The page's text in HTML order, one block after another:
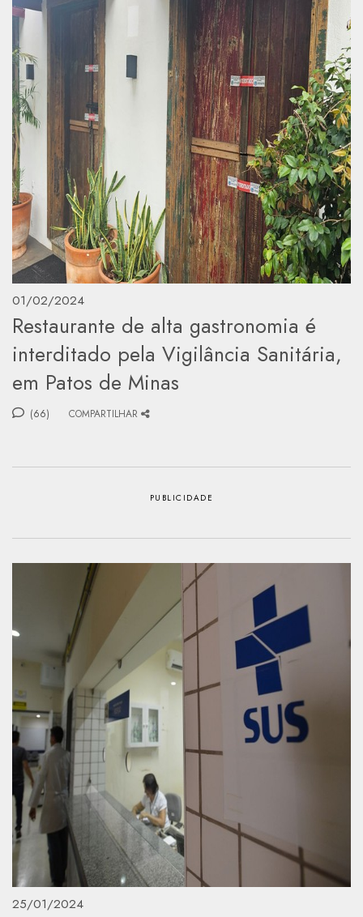
01/02/2024
Restaurante de alta gastronomia é
interditado pela Vigilância Sanitária,
em Patos de Minas
(66) COMPARTILHAR
25/01/2024